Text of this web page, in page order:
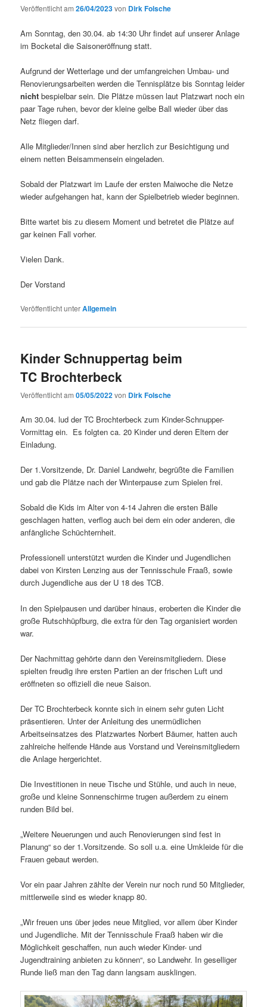
Veröffentlicht am26/04/2023von Dirk Folsche
Am Sonntag, den 30.04. ab 14:30 Uhr findet auf unserer Anlage
im Bocketal die Saisoneröffnung statt.
Aufgrund der Wetterlage und der umfangreichen Umbau- und
Renovierungsarbeiten werden die Tennisplätze bis Sonntag leider
nicht bespielbar sein. Die Plätze müssen laut Platzwart noch ein
paar Tage ruhen, bevor der kleine gelbe Ball wieder über das
Netz fliegen darf.
Alle Mitglieder/Innen sind aber herzlich zur Besichtigung und
einem netten Beisammensein eingeladen.
Sobald der Platzwart im Laufe der ersten Maiwoche die Netze
wieder aufgehangen hat, kann der Spielbetrieb wieder beginnen.
Bitte wartet bis zu diesem Moment und betretet die Plätze auf
gar keinen Fall vorher.
Vielen Dank.
Der Vorstand
Veröffentlicht unterAllgemein
Kinder Schnuppertag beim
TC Brochterbeck
Veröffentlicht am05/05/2022von Dirk Folsche
Am 30.04. lud der TC Brochterbeck zum Kinder-Schnupper-
Vormittag ein. Es folgten ca. 20 Kinder und deren Eltern der
Einladung.
Der 1.Vorsitzende, Dr. Daniel Landwehr, begrüßte die Familien
und gab die Plätze nach der Winterpause zum Spielen frei.
Sobald die Kids im Alter von 4-14 Jahren die ersten Bälle
geschlagen hatten, verflog auch bei dem ein oder anderen, die
anfängliche Schüchternheit.
Professionell unterstützt wurden die Kinder und Jugendlichen
dabei von Kirsten Lenzing aus der Tennisschule Fraaß, sowie
durch Jugendliche aus der U 18 des TCB.
In den Spielpausen und darüber hinaus, eroberten die Kinder die
große Rutschhüpfburg, die extra für den Tag organisiert worden
war.
Der Nachmittag gehörte dann den Vereinsmitgliedern. Diese
spielten freudig ihre ersten Partien an der frischen Luft und
eröffneten so offiziell die neue Saison.
Der TC Brochterbeck konnte sich in einem sehr guten Licht
präsentieren. Unter der Anleitung des unermüdlichen
Arbeitseinsatzes des Platzwartes Norbert Bäumer, hatten auch
zahlreiche helfende Hände aus Vorstand und Vereinsmitgliedern
die Anlage hergerichtet.
Die Investitionen in neue Tische und Stühle, und auch in neue,
große und kleine Sonnenschirme trugen außerdem zu einem
runden Bild bei.
„Weitere Neuerungen und auch Renovierungen sind fest in
Planung“ so der 1.Vorsitzende. So soll u.a. eine Umkleide für die
Frauen gebaut werden.
Vor ein paar Jahren zählte der Verein nur noch rund 50 Mitglieder,
mittlerweile sind es wieder knapp 80.
„Wir freuen uns über jedes neue Mitglied, vor allem über Kinder
und Jugendliche. Mit der Tennisschule Fraaß haben wir die
Möglichkeit geschaffen, nun auch wieder Kinder- und
Jugendtraining anbieten zu können“, so Landwehr. In geselliger
Runde ließ man den Tag dann langsam ausklingen.